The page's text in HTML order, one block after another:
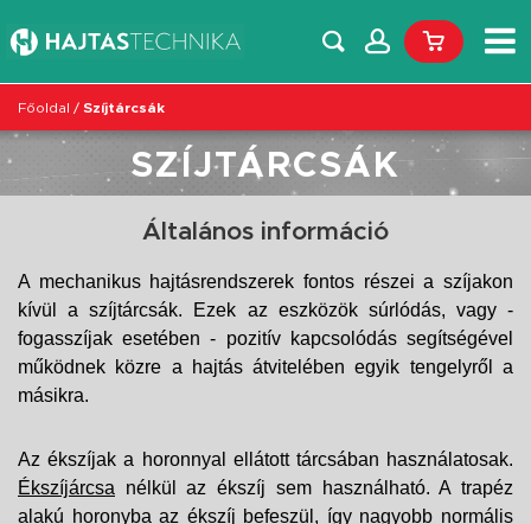
Főoldal / Szíjtárcsák
SZÍJTÁRCSÁK
Általános információ
A mechanikus hajtásrendszerek fontos részei a szíjakon
kívül a szíjtárcsák. Ezek az eszközök súrlódás, vagy -
fogasszíjak esetében - pozitív kapcsolódás segítségével
működnek közre a hajtás átvitelében egyik tengelyről a
másikra.
Az ékszíjak a horonnyal ellátott tárcsában használatosak.
Ékszíjárcsa nélkül az ékszíj sem használható. A trapéz
alakú horonyba az ékszíj befeszül, így nagyobb normális